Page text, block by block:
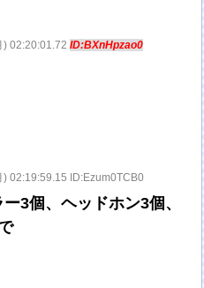
) 02:20:01.72ID:BXnHpzao0
02:19:59.15 ID:Ezum0TCB0
3個、ヘッドホン3個、